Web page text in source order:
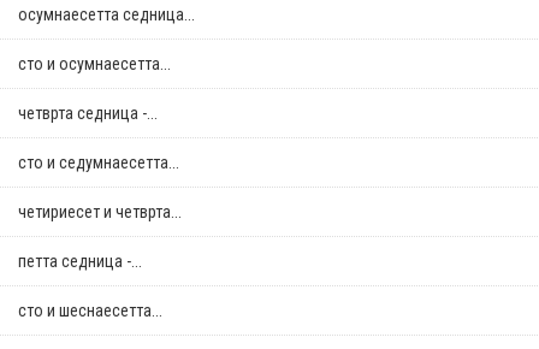
осумнaесетта седница...
сто и осумнaесетта...
четврта седница -...
сто и седумнаесетта...
четириесет и четврта...
петта седница -...
сто и шеснаесетта...